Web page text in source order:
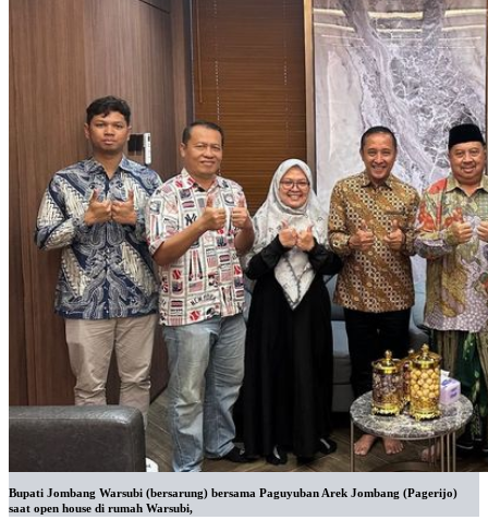
Bupati Jombang Warsubi (bersarung) bersama Paguyuban Arek Jombang (Pagerijo)
saat open house di rumah Warsubi,